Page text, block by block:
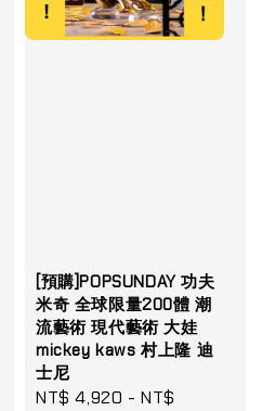
Regular
[預購]POPSUNDAY 功夫
米奇 全球限量200體 潮
流藝術 現代藝術 大娃
mickey kaws 村上隆 迪
士尼
Sale
NT$ 4,920 -NT$